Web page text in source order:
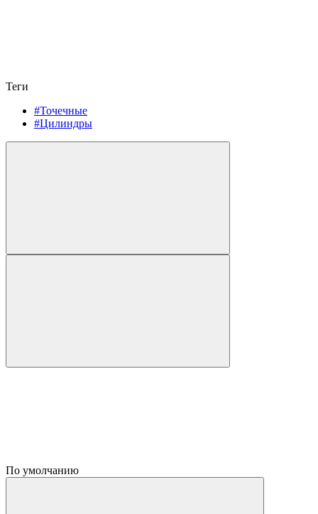
Теги
#Точечные
#Цилиндры
По умолчанию